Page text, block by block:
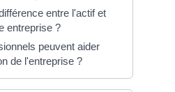
entre l'actif et
entreprise ?
peuvent aider
de l'entreprise ?